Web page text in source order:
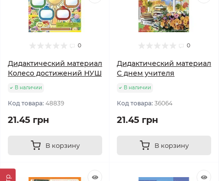
0
Дидактический материал
Колесо достижений НУШ
В наличии
Код товара: 48839
21.45 грн
В корзину
0
Дидактический материал
С днем учителя
В наличии
Код товара: 36064
21.45 грн
В корзину